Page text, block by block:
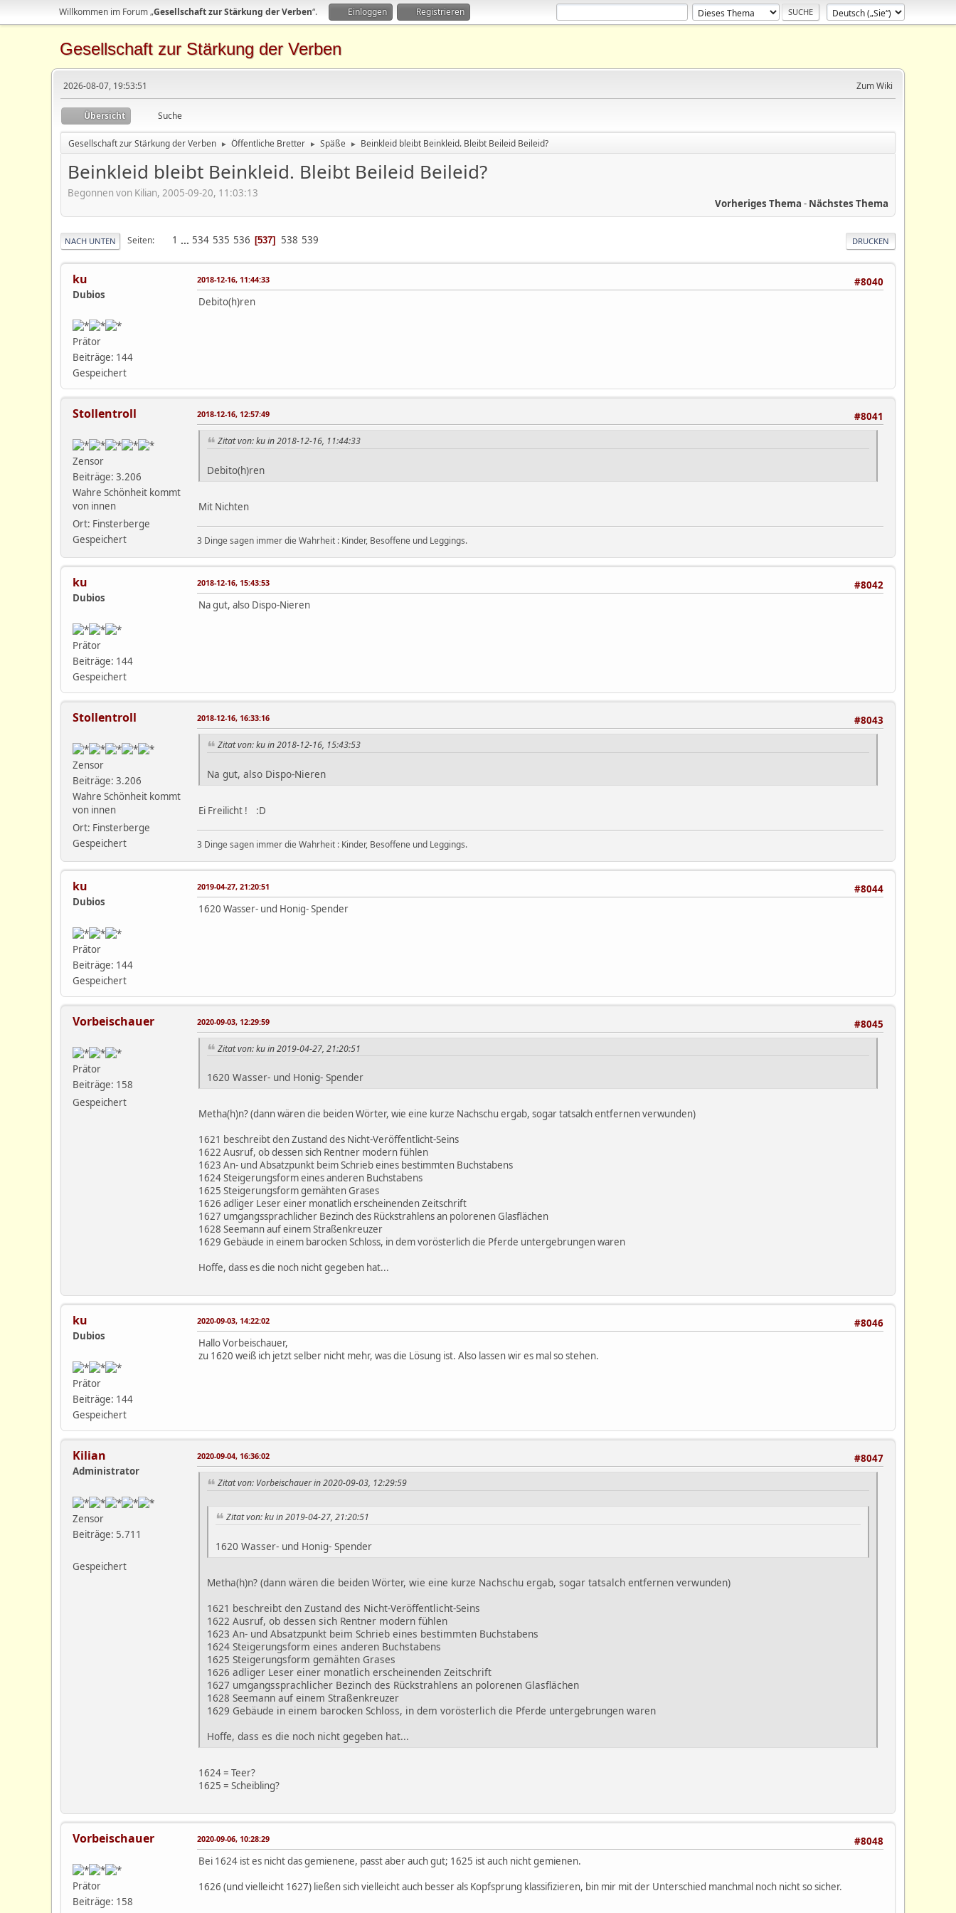
Willkommen im Forum „Gesellschaft zur Stärkung der Verben“. Einloggen Registrieren
Gesellschaft zur Stärkung der Verben
2026-08-07, 19:53:51 Zum Wiki
Übersicht Suche
Gesellschaft zur Stärkung der Verben ► Öffentliche Bretter ► Späße ► Beinkleid bleibt Beinkleid. Bleibt Beileid Beileid?
Beinkleid bleibt Beinkleid. Bleibt Beileid Beileid?
Begonnen von Kilian, 2005-09-20, 11:03:13
Vorheriges Thema - Nächstes Thema
DRUCKEN
NACH UNTEN Seiten 1 ... 534 535 536 537 538 539
ku
Dubios
Prätor
Beiträge: 144
Gespeichert
#8040
2018-12-16, 11:44:33
Debito(h)ren
Stollentroll
Zensor
Beiträge: 3.206
Wahre Schönheit kommt
von innen
Ort: Finsterberge
Gespeichert
#8041
2018-12-16, 12:57:49
Zitat von: ku in 2018-12-16, 11:44:33
Debito(h)ren
Mit Nichten
3 Dinge sagen immer die Wahrheit : Kinder, Besoffene und Leggings.
ku
Dubios
Prätor
Beiträge: 144
Gespeichert
#8042
2018-12-16, 15:43:53
Na gut, also Dispo-Nieren
Stollentroll
Zensor
Beiträge: 3.206
Wahre Schönheit kommt
von innen
Ort: Finsterberge
Gespeichert
#8043
2018-12-16, 16:33:16
Zitat von: ku in 2018-12-16, 15:43:53
Na gut, also Dispo-Nieren
Ei Freilicht ! :D
3 Dinge sagen immer die Wahrheit : Kinder, Besoffene und Leggings.
ku
Dubios
Prätor
Beiträge: 144
Gespeichert
#8044
2019-04-27, 21:20:51
1620 Wasser- und Honig- Spender
Vorbeischauer
Prätor
Beiträge: 158
Gespeichert
#8045
2020-09-03, 12:29:59
Zitat von: ku in 2019-04-27, 21:20:51
1620 Wasser- und Honig- Spender
Metha(h)n? (dann wären die beiden Wörter, wie eine kurze Nachschu ergab, sogar tatsalch entfernen verwunden)
1621 beschreibt den Zustand des Nicht-Veröffentlicht-Seins
1622 Ausruf, ob dessen sich Rentner modern fühlen
1623 An- und Absatzpunkt beim Schrieb eines bestimmten Buchstabens
1624 Steigerungsform eines anderen Buchstabens
1625 Steigerungsform gemähten Grases
1626 adliger Leser einer monatlich erscheinenden Zeitschrift
1627 umgangssprachlicher Bezinch des Rückstrahlens an polorenen Glasflächen
1628 Seemann auf einem Straßenkreuzer
1629 Gebäude in einem barocken Schloss, in dem vorösterlich die Pferde untergebrungen waren
Hoffe, dass es die noch nicht gegeben hat...
ku
Dubios
Prätor
Beiträge: 144
Gespeichert
#8046
2020-09-03, 14:22:02
Hallo Vorbeischauer,
zu 1620 weiß ich jetzt selber nicht mehr, was die Lösung ist. Also lassen wir es mal so stehen.
Kilian
Administrator
Zensor
Beiträge: 5.711
Gespeichert
#8047
2020-09-04, 16:36:02
Zitat von: Vorbeischauer in 2020-09-03, 12:29:59
Zitat von: ku in 2019-04-27, 21:20:51
1620 Wasser- und Honig- Spender
Metha(h)n? (dann wären die beiden Wörter, wie eine kurze Nachschu ergab, sogar tatsalch entfernen verwunden)
1621 beschreibt den Zustand des Nicht-Veröffentlicht-Seins
1622 Ausruf, ob dessen sich Rentner modern fühlen
1623 An- und Absatzpunkt beim Schrieb eines bestimmten Buchstabens
1624 Steigerungsform eines anderen Buchstabens
1625 Steigerungsform gemähten Grases
1626 adliger Leser einer monatlich erscheinenden Zeitschrift
1627 umgangssprachlicher Bezinch des Rückstrahlens an polorenen Glasflächen
1628 Seemann auf einem Straßenkreuzer
1629 Gebäude in einem barocken Schloss, in dem vorösterlich die Pferde untergebrungen waren
Hoffe, dass es die noch nicht gegeben hat...
1624 = Teer?
1625 = Scheibling?
Vorbeischauer
Prätor
Beiträge: 158
#8048
2020-09-06, 10:28:29
Bei 1624 ist es nicht das gemienene, passt aber auch gut; 1625 ist auch nicht gemienen.
1626 (und vielleicht 1627) ließen sich vielleicht auch besser als Kopfsprung klassifizieren, bin mir mit der Unterschied manchmal noch nicht so sicher.